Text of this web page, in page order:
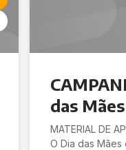
das Mães
MATERIAL DE
O Dia das